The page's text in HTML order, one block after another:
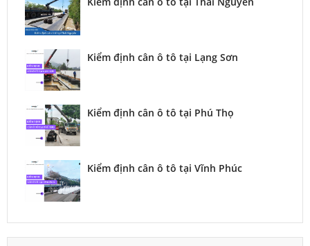
Kiểm định cân ô tô tại Lạng Sơn
Kiểm định cân ô tô tại Phú Thọ
Kiểm định cân ô tô tại Vĩnh Phúc